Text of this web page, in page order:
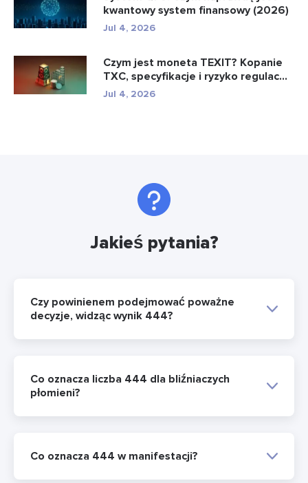
kwantowy system finansowy (2026)
Jul 4, 2026
Czym jest moneta TEXIT? Kopanie
TXC, specyfikacje i ryzyko regulac...
Jul 4, 2026
Jakieś pytania?
Czy powinienem podejmować poważne
decyzje, widząc wynik 444?
Co oznacza liczba 444 dla bliźniaczych
płomieni?
Co oznacza 444 w manifestacji?